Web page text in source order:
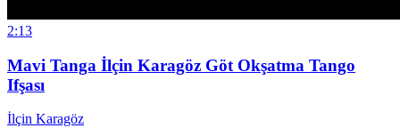
2:13
Mavi Tanga İlçin Karagöz Göt Okşatma Tango
Ifşası
İlçin Karagöz